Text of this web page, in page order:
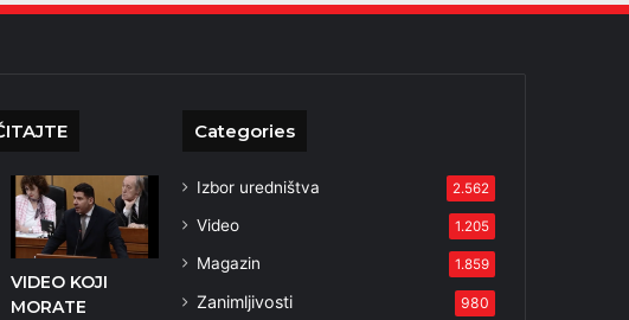
VIDEO KOJI
MORATE
Categories
Izbor uredništva 2.562
Video 1.205
Magazin 1.859
Zanimljivosti 980